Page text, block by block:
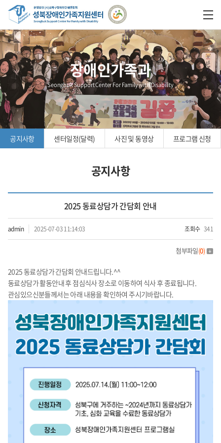
장애인가족과
Seongbuk Support Center For Family with Disability
공지사항 센터일정(달력) 사진 및 동영상 프로그램 신청
공지사항
2025 동료상담가 간담회 안내
admin 2025-07-03 11:14:03 조회수 341
첨부파일(0)
2025 동료상담가 간담회 안내드립니다.^^
동료상담가 활동안내 후 점심식사 장소로 이동하여 식사 후 종료됩니다.
관심있으신분들께서는 아래 내용을 확인하여 주시기바랍니다.